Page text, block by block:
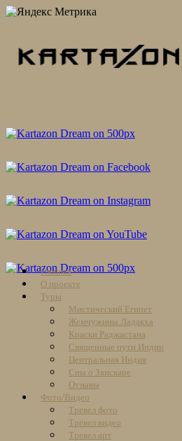
Skip
content
Главная
О проекте
Туры
Мистический Египет
Жемчужины Ладакха
Краски Раджастана
Священные пути Индии
Центральная Индия
Сны о Занскаре
Отзывы
Фото/Видео
Тревел фото
Тревел видео
Тревел арт